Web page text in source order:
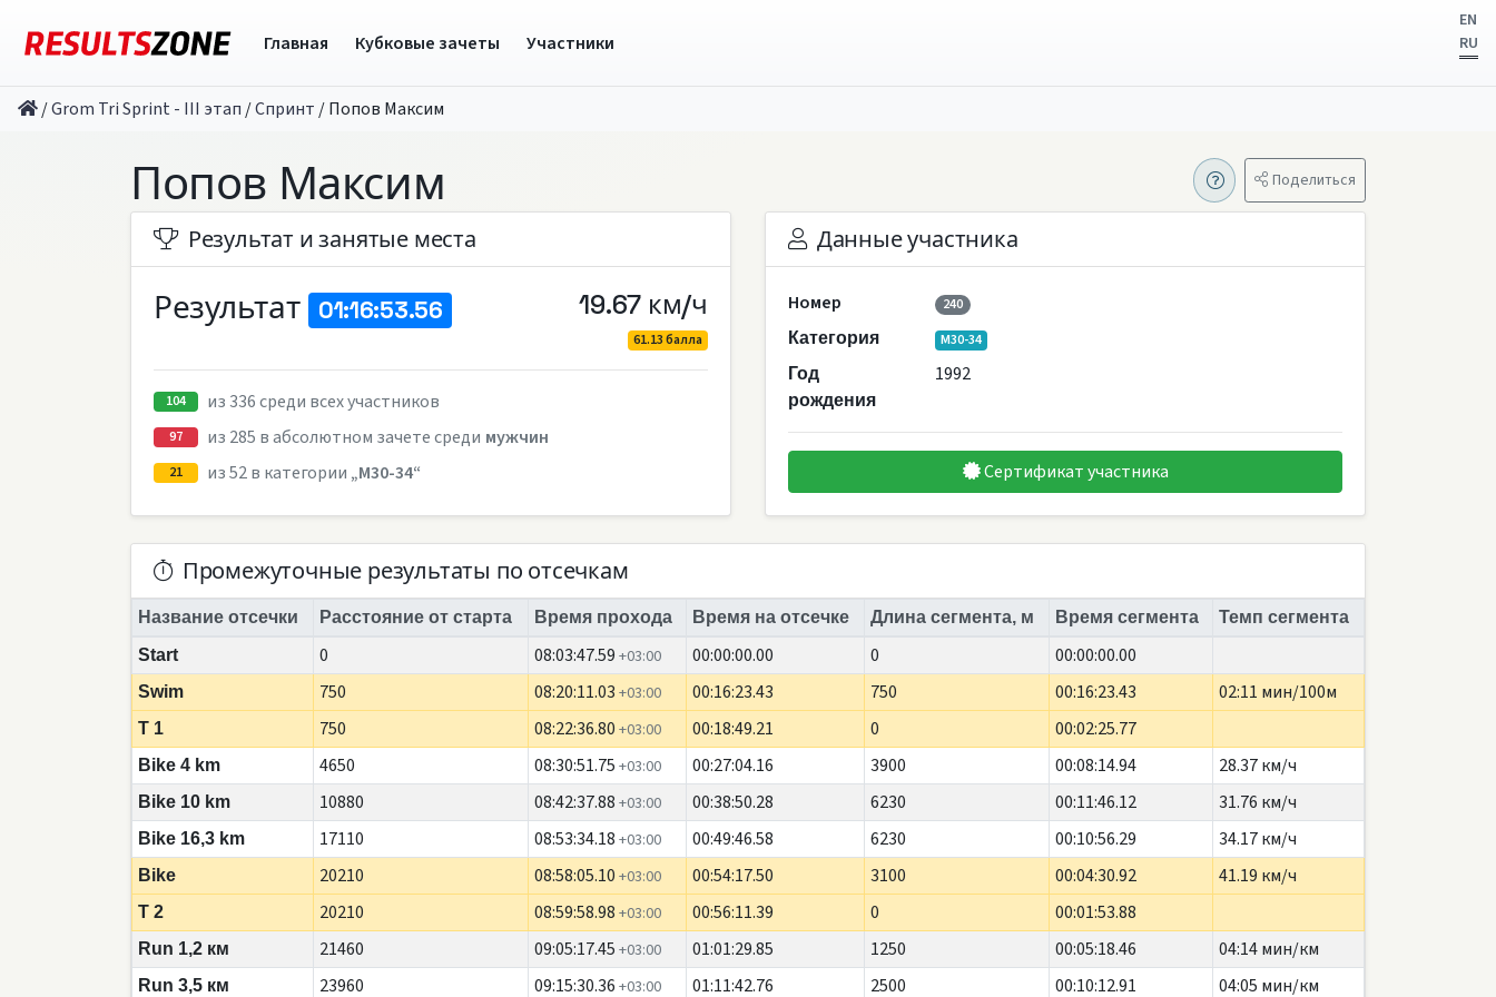
Главная Кубковые зачеты Участники
EN
RU
/Grom Tri Sprint - III этап /Спринт /Попов Максим
Попов Максим Поделиться
Результат и занятые места
Результат 01:16:53.56 19.67 км/ч
61.13 балла
104 из 336 среди всех участников
97 из 285 в абсолютном зачете среди мужчин
21 из 52 в категории „M30-34“
Данные участника
Номер
240
Категория
M30-34
Год
рождения
1992
Сертификат участника
Промежуточные результаты по отсечкам
Название отсечки Расстояние от старта Время прохода Время на отсечке Длина сегмента, м Время сегмента
Темп сегмента
Start
0 08:03:47.59 +03:00 00:00:00.00 0 00:00:00.00
Swim 750 08:20:11.03 +03:00 00:16:23.43 750 00:16:23.43 02:11 мин/100м
T 1 750 08:22:36.80 +03:00 00:18:49.21 0 00:02:25.77
Bike 4 km 4650 08:30:51.75 +03:00 00:27:04.16 3900 00:08:14.94 28.37 км/ч
Bike 10 km 10880 08:42:37.88 +03:00 00:38:50.28 6230 00:11:46.12 31.76 км/ч
Bike 16,3 km 17110 08:53:34.18 +03:00 00:49:46.58 6230 00:10:56.29 34.17 км/ч
Bike 20210 08:58:05.10 +03:00 00:54:17.50 3100 00:04:30.92 41.19 км/ч
T 2 20210 08:59:58.98 +03:00 00:56:11.39 0 00:01:53.88
Run 1,2 км 21460 09:05:17.45 +03:00 01:01:29.85 1250 00:05:18.46 04:14 мин/км
Run 3,5 км 23960 09:15:30.36 +03:00 01:11:42.76 2500 00:10:12.91 04:05 мин/км